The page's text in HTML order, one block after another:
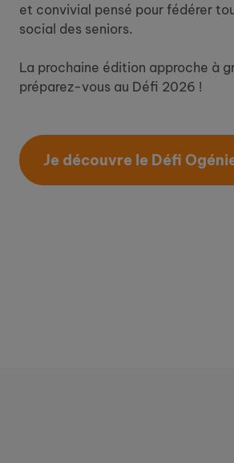
et convivial pensé pour fédérer
social des seniors.
La prochaine édition approche à
préparez-vous au Défi 2026 !
Je découvre le Défi